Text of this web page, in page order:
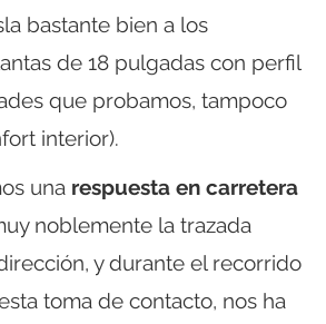
bastante bien a los
de 18 pulgadas con perfil
que probamos, tampoco
interior).
una respuesta en carretera
noblemente la trazada
y durante el recorrido
toma de contacto, nos ha